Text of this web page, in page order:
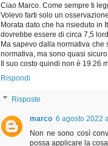
Ciao Marco. Come sempre ti
Volevo farti solo un
Morata dato che ha risieduto in
dovrebbe essere di circa 7,5
Ma sapevo dalla normativa che
normativa, ma sono quasi sicuro
Il suo costo quindi non è 19.26
Rispondi
Risposte
marco 6 agosto 2022
Non ne sono così
possa applicare la